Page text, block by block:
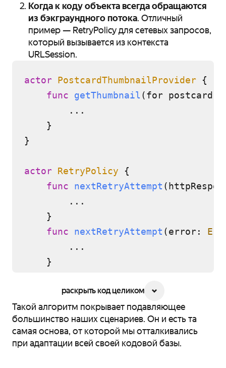
Когда к коду объекта всегда обращаются
из бэкграундного потока. Отличный
пример — RetryPolicy для сетевых запросов,
который вызывается из контекста
URLSession.
actor PostcardThumbnailProvider {
func
getThumbnail (for postcard
...
    }
}
actor RetryPolicy {
func
nextRetryAttempt (
...
    }
func
nextRetryAttempt (error:
...
    }
раскрыть код целиком
Такой алгоритм покрывает подавляющее
большинство наших сценариев. Он и есть та
самая основа, от которой мы отталкивались
при адаптации всей своей кодовой базы.